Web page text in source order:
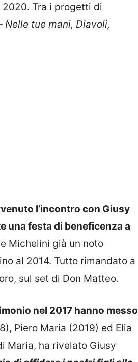
Tra i progetti di
Nelle tue mani, Diavoli,
l’incontro con Giusy
una festa di beneficenza a
Michelini già un noto
al 2014. Tutto rimandato a
sul set di Don Matteo.
nel 2017 hanno messo
Piero Maria (2019) ed Elia
Maria, ha rivelato Giusy